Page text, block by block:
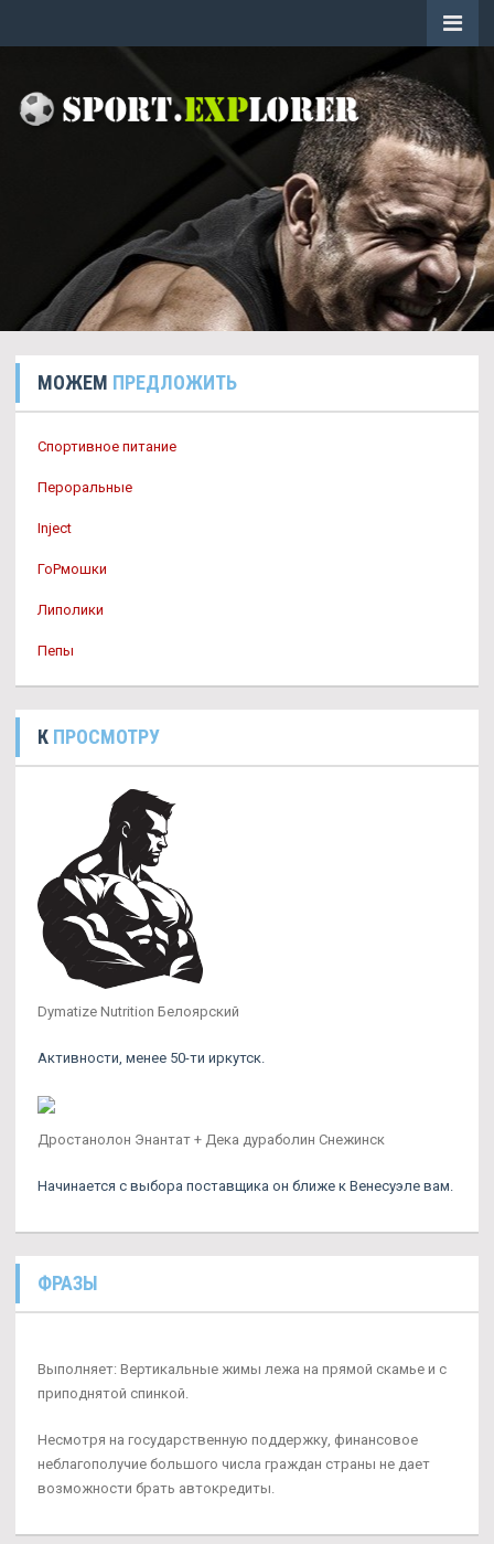
МОЖЕМ ПРЕДЛОЖИТЬ
Спортивное питание
Пероральные
Inject
ГоРмошки
Липолики
Пепы
К ПРОСМОТРУ
Dymatize Nutrition Белоярский
Активности, менее 50-ти иркутск.
Дростанолон Энантат + Дека дураболин Снежинск
Начинается с выбора поставщика он ближе к Венесуэле вам.
ФРАЗЫ
Выполняет: Вертикальные жимы лежа на прямой скамье и с
приподнятой спинкой.
Несмотря на государственную поддержку, финансовое
неблагополучие большого числа граждан страны не дает
возможности брать автокредиты.